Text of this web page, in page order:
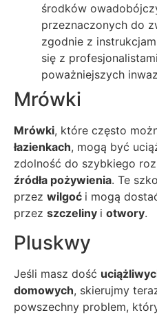
środków
przeznaczonych do
zgodnie z
się z
poważniejszych
Mrówki
Mrówki, które często
łazienkach, mogą być
zdolność do szybkiego
źródła pożywienia. Te
przez wilgoć i mogą
przez szczeliny i otwory.
Pluskwy
Jeśli masz dość
domowych, skierujmy
powszechny problem,